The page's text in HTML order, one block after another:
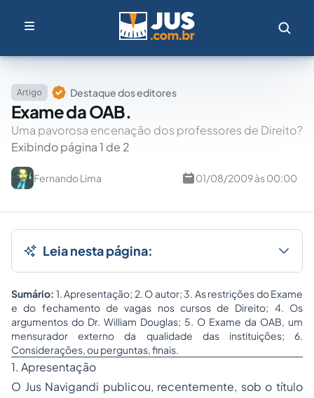
Artigo Destaque dos editores
Exame da OAB.
Uma pavorosa encenação dos professores de Direito?
Exibindo página 1 de 2
Fernando Lima 01/08/2009 às 00:00
Leia nesta página:
Sumário: 1. Apresentação; 2. O autor; 3. As restrições do Exame
e do fechamento de vagas nos cursos de Direito; 4. Os
argumentos do Dr. William Douglas; 5. O Exame da OAB, um
mensurador externo da qualidade das instituições; 6.
Considerações, ou perguntas, finais.
1. Apresentação
O Jus Navigandi publicou, recentemente, sob o título